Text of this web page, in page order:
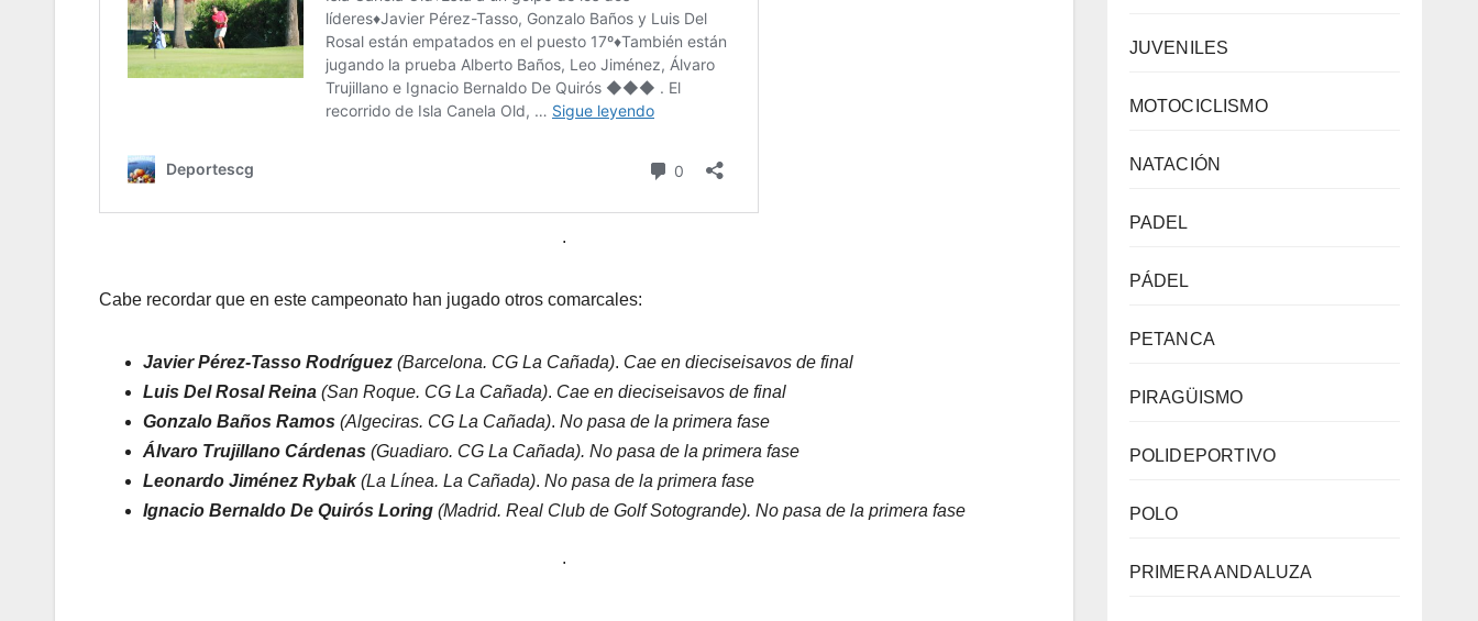
.
Cabe recordar que en este campeonato han jugado otros comarcales:
Javier Pérez-Tasso Rodríguez (Barcelona. CG La Cañada). Cae en dieciseisavos de final
Luis Del Rosal Reina (San Roque. CG La Cañada). Cae en dieciseisavos de final
Gonzalo Baños Ramos (Algeciras. CG La Cañada). No pasa de la primera fase
Álvaro Trujillano Cárdenas (Guadiaro. CG La Cañada). No pasa de la primera fase
Leonardo Jiménez Rybak(La Línea. La Cañada). No pasa de la primera fase
Ignacio Bernaldo De Quirós Loring (Madrid. Real Club de Golf Sotogrande). No pasa de la primera fase
.
JUVENILES
MOTOCICLISMO
NATACIÓN
PADEL
PÁDEL
PETANCA
PIRAGÜISMO
POLIDEPORTIVO
POLO
PRIMERA ANDALUZA